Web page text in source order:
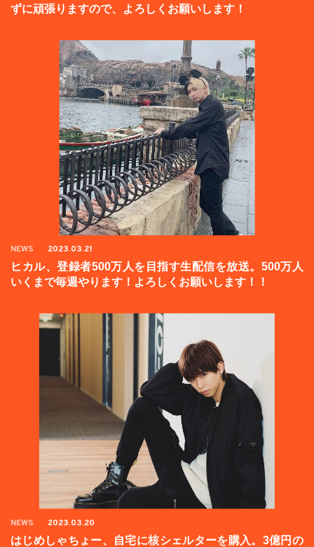
ずに頑張りますので、よろしくお願いします！
NEWS 2023.03.21
ヒカル、登録者500万人を目指す生配信を放送。500万人
いくまで毎週やります！よろしくお願いします！！
NEWS 2023.03.20
はじめしゃちょー、自宅に核シェルターを購入。3億円の